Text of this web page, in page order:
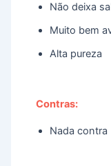
Não deixa
Muito bem
Alta pureza
Contras:
Nada contra